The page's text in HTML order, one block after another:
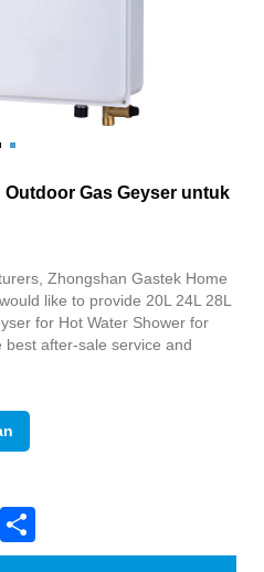
Gas Geyser untuk
Zhongshan Gastek Home
like to provide 20L 24L 28L
for Hot Water Shower for
best after-sale service and
LinkedIn